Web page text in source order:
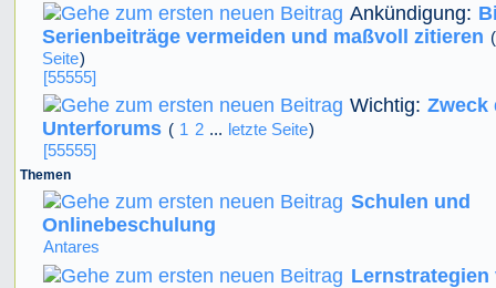
Ankündigung:
Serienbeiträge vermeiden und maßvoll zitieren (
Seite)
[55555]
Wichtig: Zweck
Unterforums ( 1 2 ... letzte Seite)
[55555]
Themen
Schulen und
Onlinebeschulung
Antares